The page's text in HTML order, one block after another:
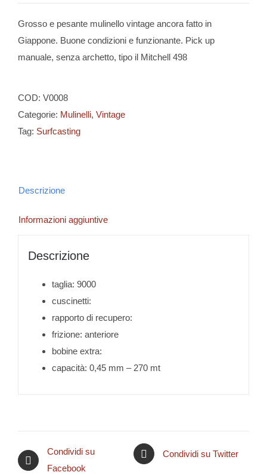
Grosso e pesante mulinello vintage ancora fatto in
Giappone. Buone condizioni e funzionante. Pick up
manuale, senza archetto, tipo il Mitchell 498
COD: V0008
Categorie: Mulinelli, Vintage
Tag: Surfcasting
Descrizione
Informazioni aggiuntive
Descrizione
taglia: 9000
cuscinetti:
rapporto di recupero:
frizione: anteriore
bobine extra:
capacità: 0,45 mm – 270 mt
Condividi su
Facebook
Condividi su Twitter